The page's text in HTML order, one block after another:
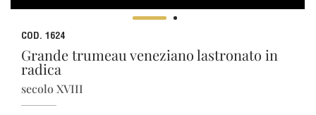
COD. 1624
Grande trumeau veneziano lastronato in
radica
secolo XVIII